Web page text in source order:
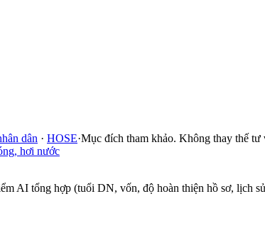
dân · HOSE·Mục đích tham khảo. Không thay thế tư
hơi nước
AI tổng hợp (tuổi DN, vốn, độ hoàn thiện hồ sơ, lịch